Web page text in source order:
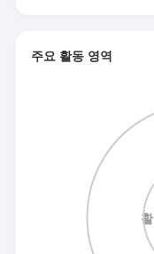
주요 활동 영역